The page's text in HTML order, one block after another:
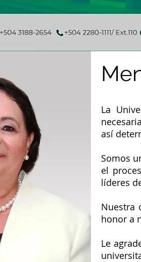
La
así
Somos
el
líderes
Nuestra
honor a
Le